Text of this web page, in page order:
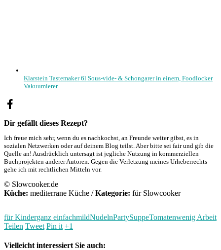
Klarstein Tastemaker 6l Sous-vide- & Schongarer in einem, Foodlocker
Vakuumierer
Dir gefällt dieses Rezept?
Ich freue mich sehr, wenn du es nachkochst, an Freunde weiter gibst, es in
sozialen Netzwerken oder auf deinem Blog teilst. Aber bitte sei fair und gib die
Quelle an! Ausdrücklich untersagt ist jegliche Nutzung in kommerziellen
Buchprojekten anderer Autoren. Gegen die Verletzung meines Urheberrechts
gehe ich mit rechtlichen Mitteln vor.
© Slowcooker.de
Küche: mediterrane Küche / Kategorie: für Slowcooker
für Kinderganz einfachmildNudelnPartySuppeTomatenwenig Arbeit
Teilen Tweet Pin it +1
Vielleicht interessiert Sie auch: